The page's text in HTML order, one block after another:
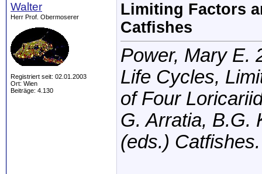
Walter
Herr Prof. Obermoserer
Registriert seit: 02.01.2003
Ort: Wien
Beiträge: 4.130
Limiting Factors
Catfishes
Power, Mary E.
Life Cycles,
of Four
G. Arratia, B.G.
(eds.)